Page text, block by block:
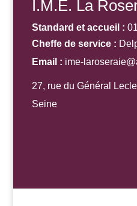
I.M.E. La
Standard et accueil :
Cheffe de service :
Email : ime-
27, rue du Général
Seine